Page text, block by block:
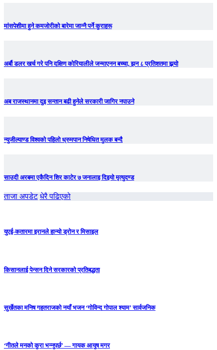
मांसपेशीमा हुने कमजोरीको बारेमा जान्नै पर्ने कुराहरू
अर्बौ डलर खर्च गरे पनि दक्षिण कोरियालीले जन्माएनन बच्चा, झन ८ प्रतिशतमा झर्‍याे
अब राजस्थानमा दुइ सन्तान बढी हुनेले सरकारी जागिर नपाउने
न्युजील्याण्ड विश्वको पहिलो ध्रुमपान निषेधित मुलक बन्दै
साउदी अरबमा एकैदिन शिर काटेर ७ जनालाइ दिइयो मृत्युदण्ड
ताजा अपडेट धेरै पढिएको
युएई-कतारमा इरानले हान्यो ड्रोन र मिसाइल
किसानलाई पेन्सन दिने सरकारको प्रतिबद्धता
सुर्खेतका मनिष गहतराजको नयाँ भजन ‘गोविन्द गोपाल श्याम’ सार्वजनिक
‘गीतले मनको कुरा भन्नुपर्छ’ — गायक आयुष मगर